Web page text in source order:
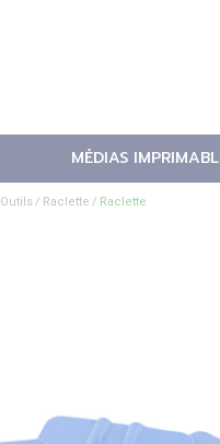
MÉDIAS
Outils Raclette Raclette